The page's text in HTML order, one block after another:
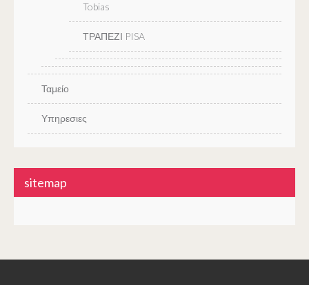
Tobias
ΤΡΑΠΕΖΙ PISA
Ταμείο
Υπηρεσιες
sitemap